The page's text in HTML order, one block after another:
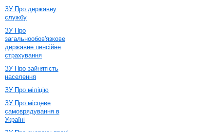
ЗУ Про державну
службу
ЗУ Про
загальнообов'язкове
державне пенсійне
страхування
ЗУ Про зайнятість
населення
ЗУ Про міліцію
ЗУ Про місцеве
самоврядування в
Україні